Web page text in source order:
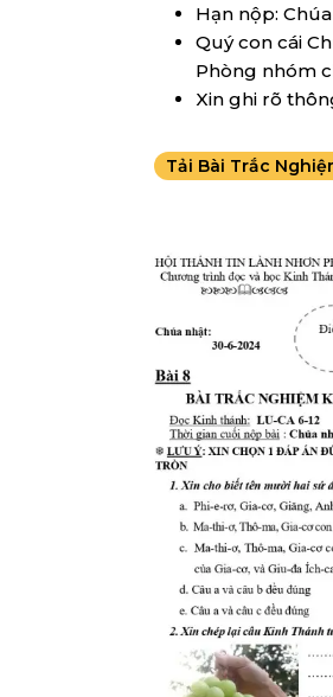
Hạn nộp:
Quý con cái
Phòng nhóm
Xin ghi rõ
Tải Bài Trắc